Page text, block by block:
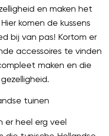
en maken het
komen de kussens
bij van pas! Kortom er
accessoires te vinden
maken en die
tuinen
er heel erg veel